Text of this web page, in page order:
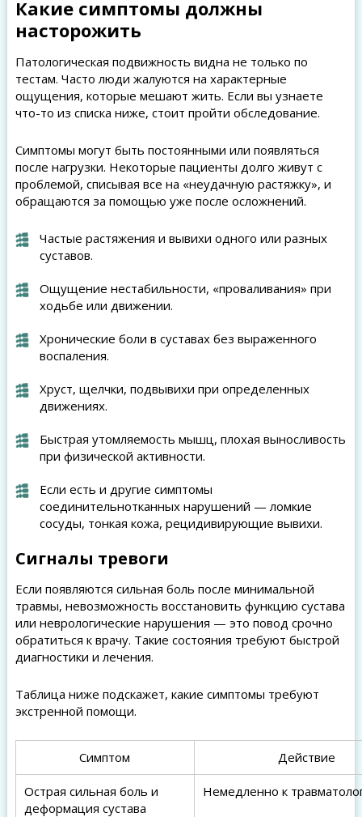
Какие симптомы должны
насторожить
Патологическая подвижность видна не только по
тестам. Часто люди жалуются на характерные
ощущения, которые мешают жить. Если вы узнаете
что-то из списка ниже, стоит пройти обследование.
Симптомы могут быть постоянными или появляться
после нагрузки. Некоторые пациенты долго живут с
проблемой, списывая все на «неудачную растяжку», и
обращаются за помощью уже после осложнений.
Частые растяжения и вывихи одного или разных
суставов.
Ощущение нестабильности, «проваливания» при
ходьбе или движении.
Хронические боли в суставах без выраженного
воспаления.
Хруст, щелчки, подвывихи при определенных
движениях.
Быстрая утомляемость мышц, плохая выносливость
при физической активности.
Если есть и другие симптомы
соединительнотканных нарушений — ломкие
сосуды, тонкая кожа, рецидивирующие вывихи.
Сигналы тревоги
Если появляются сильная боль после минимальной
травмы, невозможность восстановить функцию сустава
или неврологические нарушения — это повод срочно
обратиться к врачу. Такие состояния требуют быстрой
диагностики и лечения.
Таблица ниже подскажет, какие симптомы требуют
экстренной помощи.
Симптом Действие
Острая сильная боль и
деформация сустава
Немедленно к